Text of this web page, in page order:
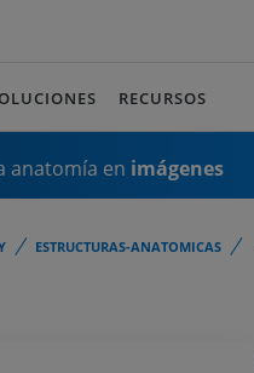
RECURSOS
anatomía en imágenes
ESTRUCTURAS-ANATOMICAS